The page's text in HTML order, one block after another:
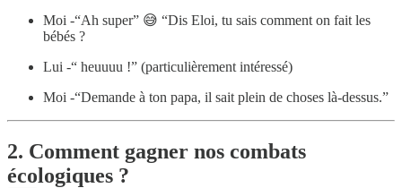
Moi -“Ah super” 😅 “Dis Eloi, tu sais comment on fait les
bébés ?
Lui -“ heuuuu !” (particulièrement intéressé)
Moi -“Demande à ton papa, il sait plein de choses là-dessus.”
2. Comment gagner nos combats
écologiques ?